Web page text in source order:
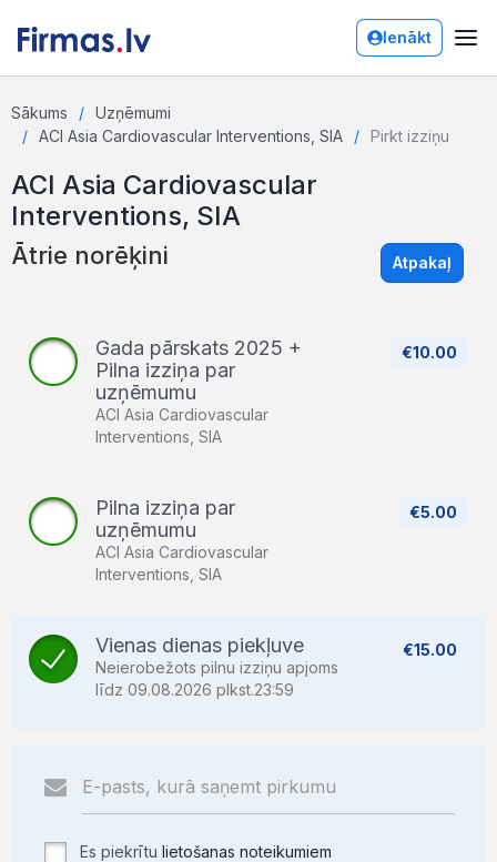
Ienākt
Sākums
Uzņēmumi
ACI Asia Cardiovascular Interventions, SIA
Pirkt izziņu
ACI Asia Cardiovascular
Interventions, SIA
Ātrie norēķini Atpakaļ
€10.00
Gada pārskats 2025 +
Pilna izziņa par
uzņēmumu
ACI Asia Cardiovascular
Interventions, SIA
€5.00
Pilna izziņa par
uzņēmumu
ACI Asia Cardiovascular
Interventions, SIA
€15.00
Vienas dienas piekļuve
Neierobežots pilnu izziņu apjoms
līdz 09.08.2026 plkst.23:59
Es piekrītu lietošanas noteikumiem